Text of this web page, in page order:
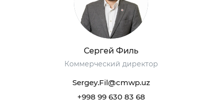
Сергей Филь
Коммерческий директор
Sergey.Fil@cmwp.uz
+998 99 630 83 68